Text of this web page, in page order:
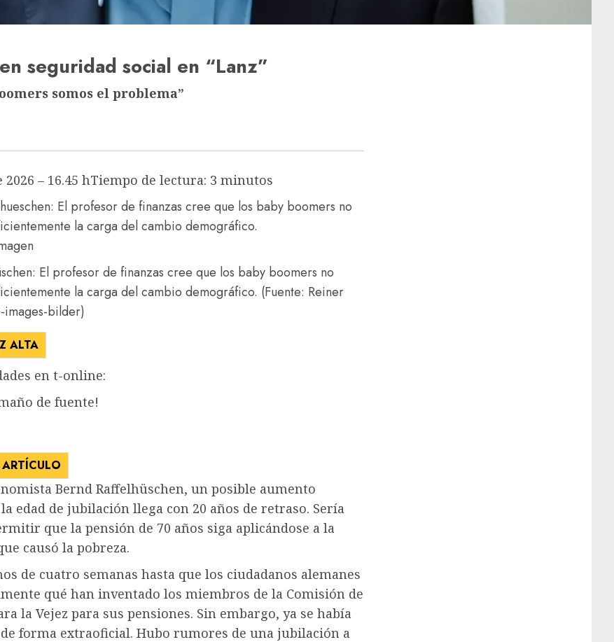
seguridad social en “Lanz”
somos el problema”
– 16.45 hTiempo de lectura: 3 minutos
El profesor de finanzas cree que los baby boomers no
la carga del cambio demográfico. (Fuente: Reiner
images-bilder)
ALTA
en t-online:
de fuente!
Bernd Raffelhüschen, un posible aumento
edad de jubilación llega con 20 años de retraso. Sería
que la pensión de 70 años siga aplicándose a la
causó la pobreza.
de cuatro semanas hasta que los ciudadanos alemanes
qué han inventado los miembros de la Comisión de
la Vejez para sus pensiones. Sin embargo, ya se había
forma extraoficial. Hubo rumores de una jubilación a